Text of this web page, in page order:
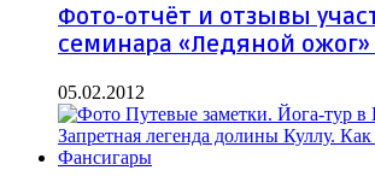
Фото-отчёт и отзывы
семинара «Ледяной ожог»
05.02.2012